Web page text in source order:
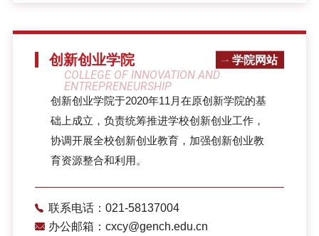
创新创业学院
COLLEGE OF INNOVATION AND
ENTREPRENEURSHIP
学院网站
创新创业学院于2020年11月在原创新学院的基
础上成立，负责统筹推进学校创新创业工作，
协调开展全校创新创业教育，加强创新创业教
育资源整合和利用。
联系电话：021-58137004
办公邮箱：cxcy@gench.edu.cn